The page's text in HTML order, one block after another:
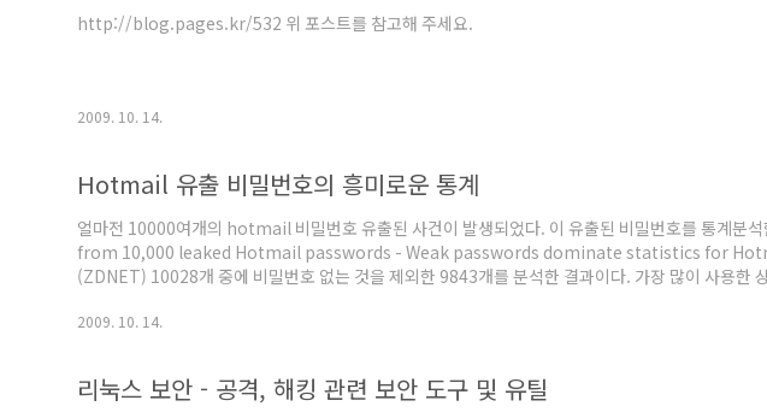
http://blog.pages.kr/532 위 포스트를 참고해 주세요.
2009. 10. 14.
Hotmail 유출 비밀번호의 흥미로운 통계
얼마전 10000여개의 hotmail 비밀번호 유출된 사건이 발생되었다. 이 유출된 비밀번호를 통계분
from 10,000 leaked Hotmail passwords - Weak passwords dominate statistics for
(ZDNET) 10028개 중에 비밀번호 없는 것을 제외한 9843개를 분석한 결과이다. 가장 많이 사용한
2009. 10. 14.
리눅스 보안 - 공격, 해킹 관련 보안 도구 및 유틸